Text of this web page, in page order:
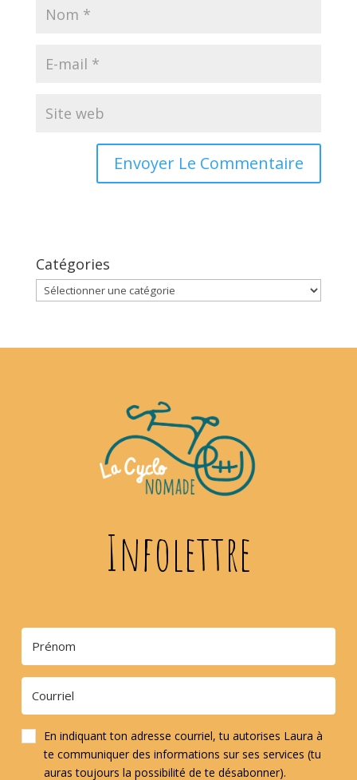
Catégories
Catégories
Infolettre
En indiquant ton adresse courriel, tu autorises Laura à
te communiquer des informations sur ses services (tu
auras toujours la possibilité de te désabonner).